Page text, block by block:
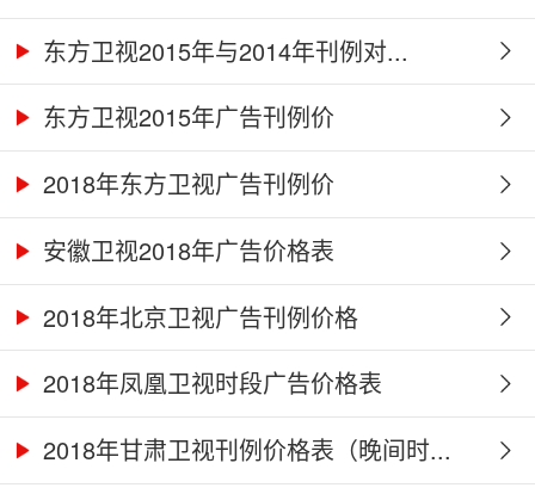
东方卫视2015年与2014年刊例对...
东方卫视2015年广告刊例价
2018年东方卫视广告刊例价
安徽卫视2018年广告价格表
2018年北京卫视广告刊例价格
2018年凤凰卫视时段广告价格表
2018年甘肃卫视刊例价格表（晚间时...